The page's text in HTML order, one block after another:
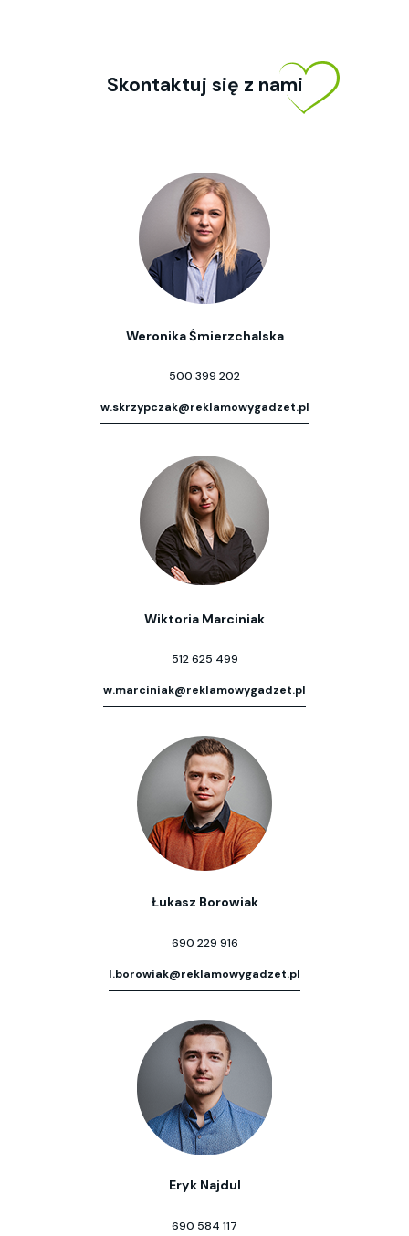
Skontaktuj się z nami
Weronika Śmierzchalska
500 399 202
w.skrzypczak@reklamowygadzet.pl
Wiktoria Marciniak
512 625 499
w.marciniak@reklamowygadzet.pl
Łukasz Borowiak
690 229 916
l.borowiak@reklamowygadzet.pl
Eryk Najdul
690 584 117